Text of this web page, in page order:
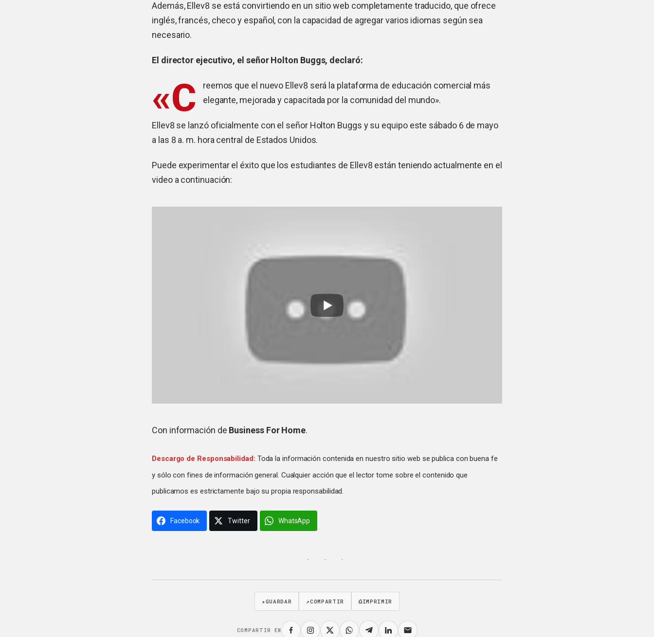
Además, Ellev8 se está convirtiendo en un sitio web completamente traducido, que ofrece
inglés, francés, checo y español, con la capacidad de agregar varios idiomas según sea
necesario.
El director ejecutivo, el señor Holton Buggs, declaró:
«C
reemos que el nuevo Ellev8 será la plataforma de educación comercial más
elegante, mejorada y capacitada por la comunidad del mundo».
Ellev8 se lanzó oficialmente con el señor Holton Buggs y su equipo este sábado 6 de mayo
a las 8 a. m. hora central de Estados Unidos.
Puede experimentar el éxito que los estudiantes de Ellev8 están teniendo actualmente en el
video a continuación:
Con información de Business For Home.
Descargo de Responsabilidad: Toda la información contenida en nuestro sitio web se publica con buena fe
y sólo con fines de información general. Cualquier acción que el lector tome sobre el contenido que
publicamos es estrictamente bajo su propia responsabilidad.
Facebook Twitter WhatsApp
· · ·
★GUARDAR ↗COMPARTIR ⎙IMPRIMIR
COMPARTIR EN